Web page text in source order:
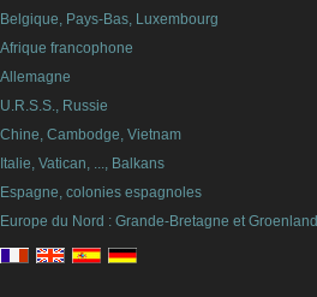
Belgique, Pays-Bas, Luxembourg
Afrique francophone
Allemagne
U.R.S.S., Russie
Chine, Cambodge, Vietnam
Italie, Vatican, ..., Balkans
Espagne, colonies espagnoles
Europe du Nord : Grande-Bretagne et Groenland